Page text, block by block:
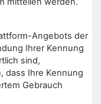
Angebots der
Ihrer Kennung
sind,
dass Ihre Kennung
Gebrauch